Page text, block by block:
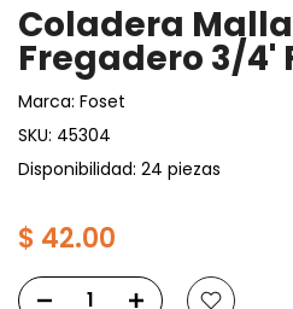
Coladera
Fregadero 3/4'
Marca: Foset
SKU: 45304
Disponibilidad: 24 piezas
$ 42.00